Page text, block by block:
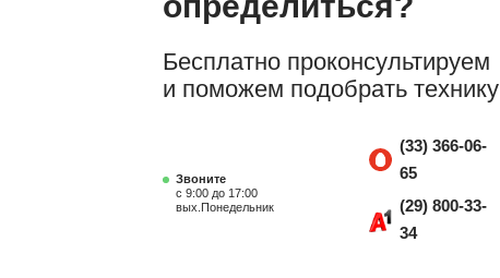
Бесплатно проконсультируем
и поможем подобрать технику
Звоните
с 9:00 до 17:00
вых.Понедельник
(33) 366-06-
65
(29) 800-33-
34